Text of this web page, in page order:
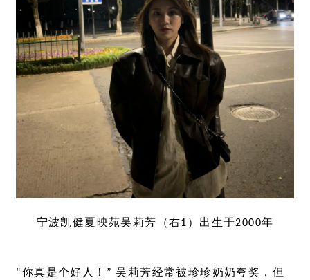
宁波凯健夏映苑吴莉芳（右1）出生于2000年
“你真是个好人！” 吴莉芳经常被珍珍奶奶夸奖，但